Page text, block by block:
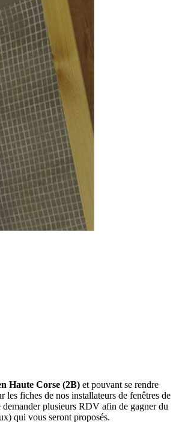
Haute Corse (2B) et pouvant se rendre
fiches de nos installateurs de fenêtres de
plusieurs RDV afin de gagner du
qui vous seront proposés.